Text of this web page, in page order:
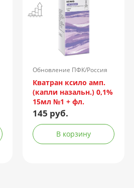
Обновление ПФК/Россия
Кватран ксило амп.
(капли назальн.) 0,1%
15мл №1 + фл.
145 руб.
В корзину